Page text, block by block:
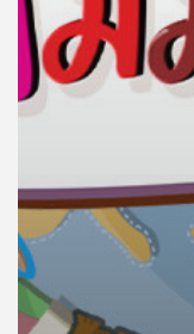
บทความ
ข่าว
เกี่ยว
กับ
เรา